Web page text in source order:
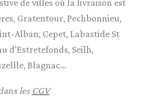
de villes où la livraison est
Gratentour, Pechbonnieu,
Alban, Cepet, Labastide St
d'Estretefonds, Seilh,
Blagnac...
les CGV